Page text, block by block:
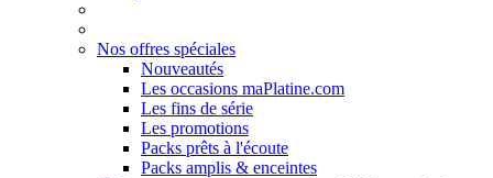
Nos offres spéciales
Nouveautés
Les occasions maPlatine.com
Les fins de série
Les promotions
Packs prêts à l'écoute
Packs amplis & enceintes